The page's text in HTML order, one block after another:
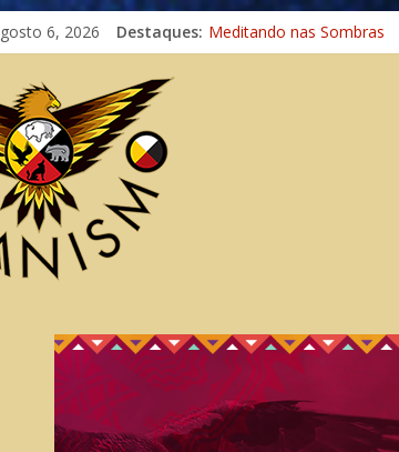
6, 2026 Destaques:
Imaginação na Cura
Meditando nas Sombras
Autosuficiência: A